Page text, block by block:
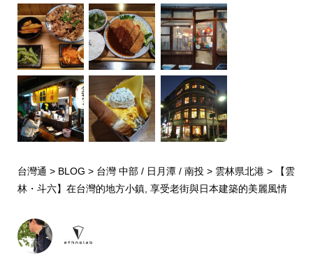
台灣通 > BLOG > 台灣 中部 / 日月潭 / 南投> 雲林県北港>
【雲
林・斗六】在台灣的地方小鎮, 享受老街與日本建築的美麗風情